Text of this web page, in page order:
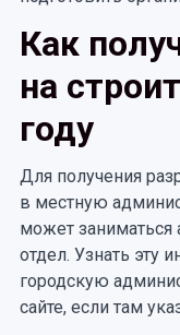
Как
на
году
Для получения
в местную
может заниматься
отдел. Узнать
городскую
сайте, если там